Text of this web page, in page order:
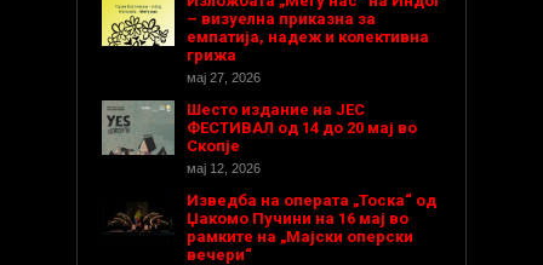
– визуелна приказна за
емпатија, надеж и колективна
грижа
мај 27, 2026
Шесто издание на ЈЕС
ФЕСТИВАЛ од 14 до 20 мај во
Скопје
мај 12, 2026
Изведба на операта „Тоска“ од
Џакомо Пучини на 16 мај во
рамките на „Мајски оперски
вечери“